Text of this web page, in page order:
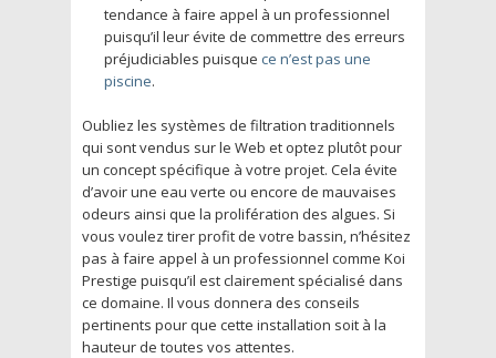
tendance à faire appel à un professionnel
puisqu’il leur évite de commettre des erreurs
préjudiciables puisque ce n’est pas une
piscine.
Oubliez les systèmes de filtration traditionnels
qui sont vendus sur le Web et optez plutôt pour
un concept spécifique à votre projet. Cela évite
d’avoir une eau verte ou encore de mauvaises
odeurs ainsi que la prolifération des algues. Si
vous voulez tirer profit de votre bassin, n’hésitez
pas à faire appel à un professionnel comme Koi
Prestige puisqu’il est clairement spécialisé dans
ce domaine. Il vous donnera des conseils
pertinents pour que cette installation soit à la
hauteur de toutes vos attentes.